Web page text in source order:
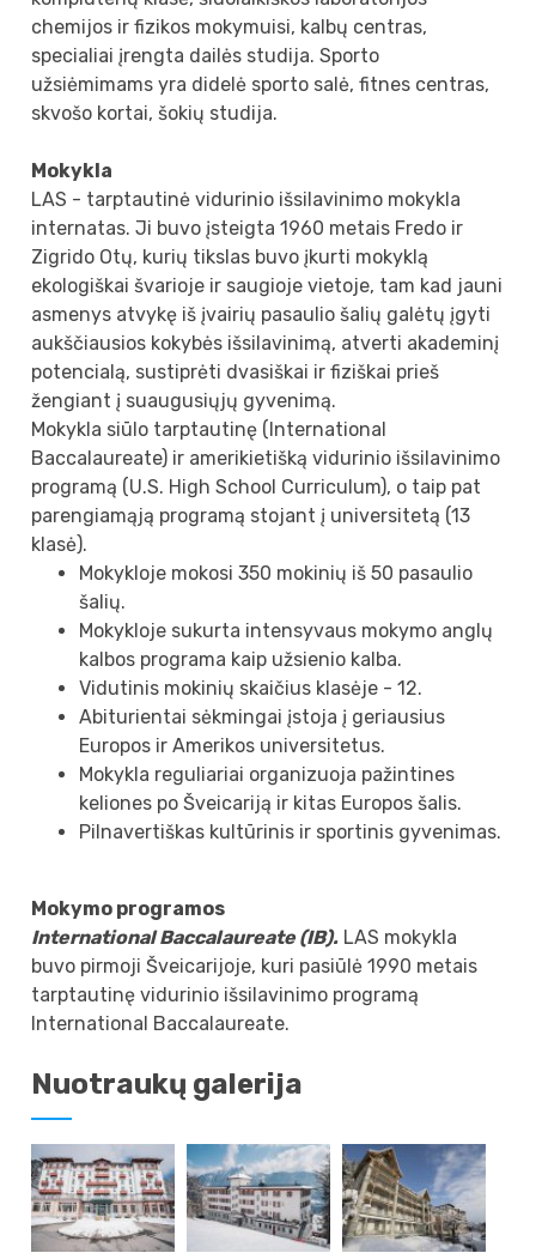
chemijos ir fizikos mokymuisi, kalbų centras,
specialiai įrengta dailės studija. Sporto
užsiėmimams yra didelė sporto salė, fitnes centras,
skvošo kortai, šokių studija.
Mokykla
LAS - tarptautinė vidurinio išsilavinimo mokykla
internatas. Ji buvo įsteigta 1960 metais Fredo ir
Zigrido Otų, kurių tikslas buvo įkurti mokyklą
ekologiškai švarioje ir saugioje vietoje, tam kad jauni
asmenys atvykę iš įvairių pasaulio šalių galėtų įgyti
aukščiausios kokybės išsilavinimą, atverti akademinį
potencialą, sustiprėti dvasiškai ir fiziškai prieš
žengiant į suaugusiųjų gyvenimą.
Mokykla siūlo tarptautinę (International
Baccalaureate) ir amerikietišką vidurinio išsilavinimo
programą (U.S. High School Curriculum), o taip pat
parengiamąją programą stojant į universitetą (13
klasė).
Mokykloje mokosi 350 mokinių iš 50 pasaulio
šalių.
Mokykloje sukurta intensyvaus mokymo anglų
kalbos programa kaip užsienio kalba.
Vidutinis mokinių skaičius klasėje - 12.
Abiturientai sėkmingai įstoja į geriausius
Europos ir Amerikos universitetus.
Mokykla reguliariai organizuoja pažintines
keliones po Šveicariją ir kitas Europos šalis.
Pilnavertiškas kultūrinis ir sportinis gyvenimas.
Mokymo programos
International Baccalaureate (IB). LAS mokykla
buvo pirmoji Šveicarijoje, kuri pasiūlė 1990 metais
tarptautinę vidurinio išsilavinimo programą
International Baccalaureate.
Nuotraukų galerija